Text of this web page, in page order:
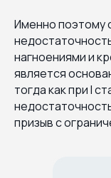
Именно поэтому
нагноениями и
является
тогда как при I
призыв с